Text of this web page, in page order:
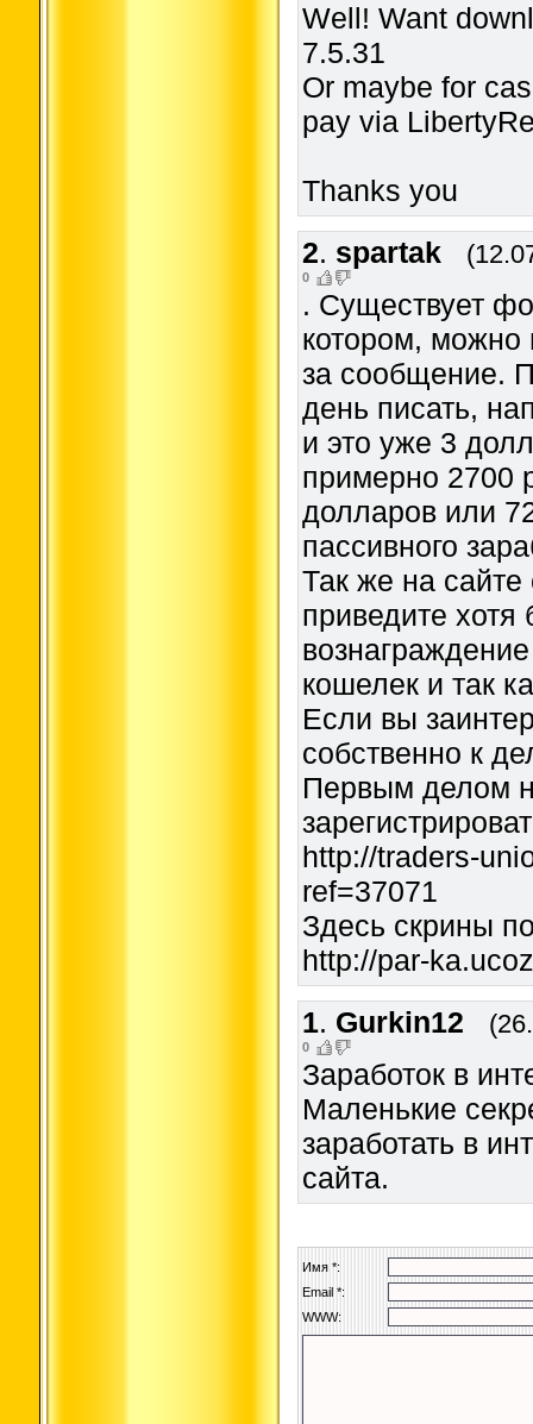
Well! Want
7.5.31
Or maybe for
pay via
Thanks you
2. spartak
0
. Существует
котором, можно
за сообщение.
день писать,
и это уже 3
примерно 2700
долларов или
пассивного
Так же на сайте
приведите
кошелек и так
Если вы
собственно к
Первым делом
http://traders-
ref=37071
Здесь скрины
http://par-
1. Gurkin12
0
Заработок в
Маленькие
заработать в
сайта.
Имя *:
Email *:
WWW: